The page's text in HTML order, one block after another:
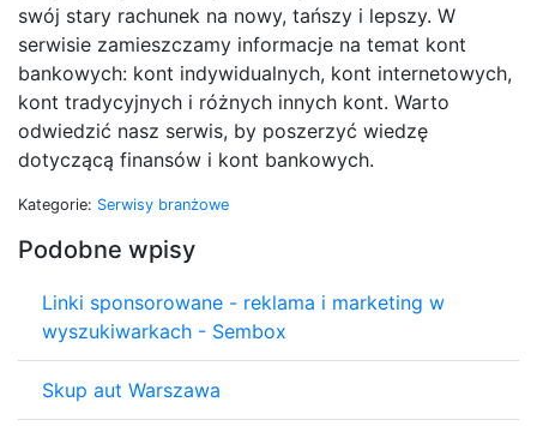
swój stary rachunek na nowy, tańszy i lepszy. W
serwisie zamieszczamy informacje na temat kont
bankowych: kont indywidualnych, kont internetowych,
kont tradycyjnych i różnych innych kont. Warto
odwiedzić nasz serwis, by poszerzyć wiedzę
dotyczącą finansów i kont bankowych.
Kategorie: Serwisy branżowe
Podobne wpisy
Linki sponsorowane - reklama i marketing w
wyszukiwarkach - Sembox
Skup aut Warszawa